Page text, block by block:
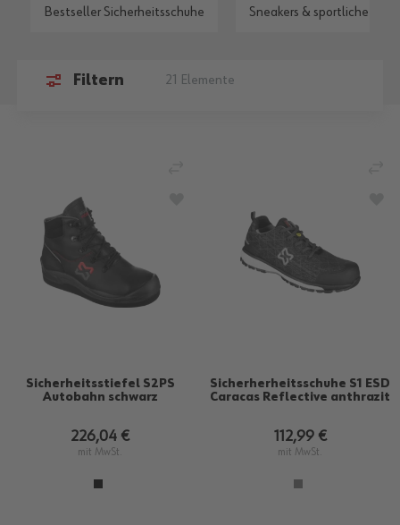
Sortiment.
Bestseller Sicherheitsschuhe Sneakers & sportliche
Filtern 21 Elemente
Sicherheitsstiefel S2PS
Autobahn schwarz
226,04 €
mit MwSt.
Sicherherheitsschuhe S1 ESD
Caracas Reflective anthrazit
112,99 €
mit MwSt.